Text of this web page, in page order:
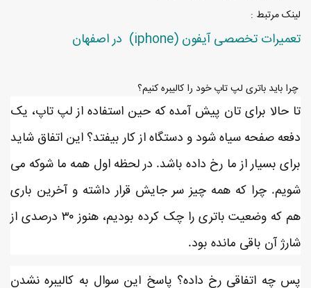
لینک مرتبط :
تعمیرات تخصصی آیفون (iphone) در اصفهان
چرا باید باتری لپ تاپ خود را کالیبره کنیم؟
تا حالا برای تان پیش آمده که حین استفاده از لپ تاپ، یک
دفعه صفحه سیاه شود و دستگاه از کار بیفتد؟ این اتفاق شاید
برای بسیار از ما رخ داده باشد. در لحظه اول همه ما شوکه می
شویم. چرا که همه چیز سر جایش قرار داشته و آخرین باری
هم که وضعیت باتری را چک کرده بودیم، هنوز ۳۰ درصدی از
شارژ آن باقی مانده بود.
پس چه اتفاقی رخ داده؟ پاسخ این سوال به کالیبره نشدن